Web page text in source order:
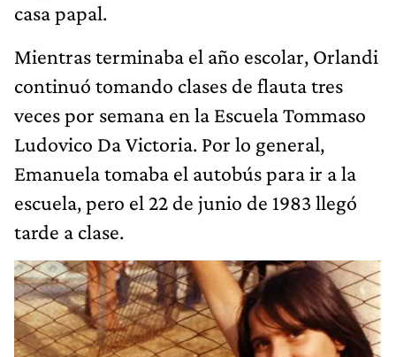
casa papal.
Mientras terminaba el año escolar, Orlandi
continuó tomando clases de flauta tres
veces por semana en la Escuela Tommaso
Ludovico Da Victoria. Por lo general,
Emanuela tomaba el autobús para ir a la
escuela, pero el 22 de junio de 1983 llegó
tarde a clase.